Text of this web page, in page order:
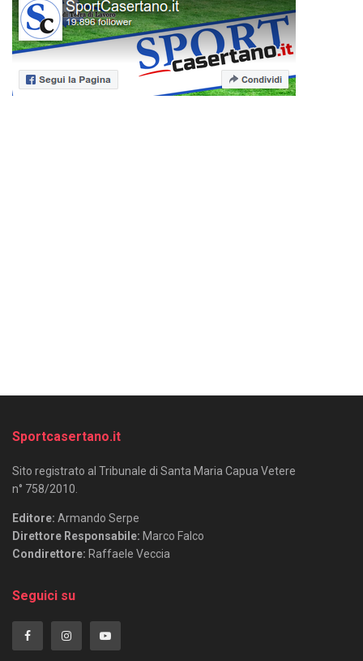
Sportcasertano.it
Sito registrato al Tribunale di Santa Maria Capua Vetere
n° 758/2010.
Editore: Armando Serpe
Direttore Responsabile: Marco Falco
Condirettore: Raffaele Veccia
Seguici su